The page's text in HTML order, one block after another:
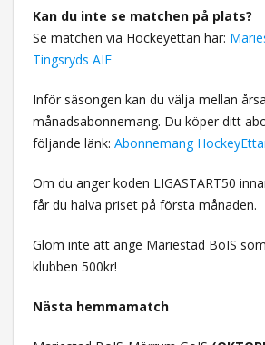
Kan du inte se matchen på plats?
Se matchen via Hockeyettan här:
Tingsryds AIF
Inför säsongen kan du välja mellan
månadsabonnemang. Du köper ditt
följande länk: Abonnemang
Om du anger koden LIGASTART50
får du halva priset på första månaden.
Glöm inte att ange Mariestad BoIS
klubben 500kr!
Nästa hemmamatch